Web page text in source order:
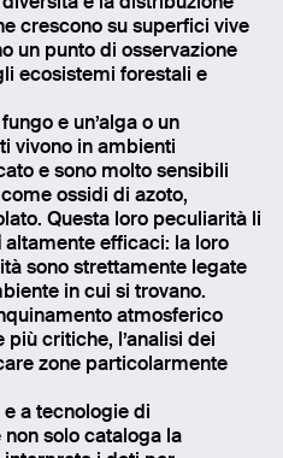
crescono su superfici vive
un punto di osservazione
ecosistemi forestali e
e un’alga o un
vivono in ambienti
e sono molto sensibili
ossidi di azoto,
Questa loro peculiarità li
altamente efficaci: la loro
sono strettamente legate
in cui si trovano.
atmosferico
critiche, l’analisi dei
zone particolarmente
a tecnologie di
solo cataloga la